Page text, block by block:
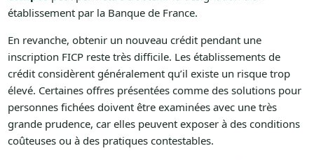
établissement par la Banque de France.
En revanche, obtenir un nouveau crédit pendant une
inscription FICP reste très difficile. Les établissements de
crédit considèrent généralement qu’il existe un risque trop
élevé. Certaines offres présentées comme des solutions pour
personnes fichées doivent être examinées avec une très
grande prudence, car elles peuvent exposer à des conditions
coûteuses ou à des pratiques contestables.